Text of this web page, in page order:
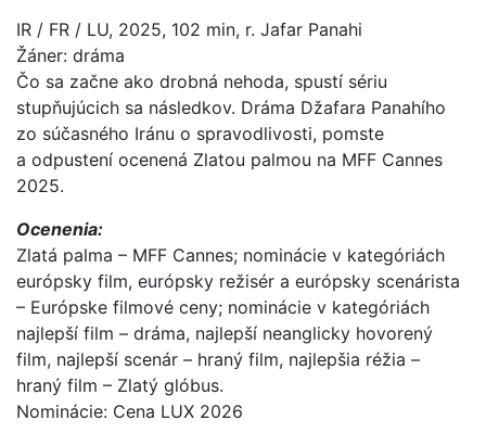
IR / FR / LU, 2025, 102 min, r. Jafar Panahi
Žáner: dráma
Čo sa začne ako drobná nehoda, spustí sériu
stupňujúcich sa následkov. Dráma Džafara Panahího
zo súčasného Iránu o spravodlivosti, pomste
a odpustení ocenená Zlatou palmou na MFF Cannes
2025.
Ocenenia:
Zlatá palma – MFF Cannes; nominácie v kategóriách
európsky film, európsky režisér a európsky scenárista
– Európske filmové ceny; nominácie v kategóriách
najlepší film – dráma, najlepší neanglicky hovorený
film, najlepší scenár – hraný film, najlepšia réžia –
hraný film – Zlatý glóbus.
Nominácie: Cena LUX 2026